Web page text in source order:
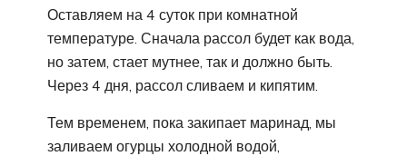
Оставляем на 4 суток при комнатной
температуре. Сначала рассол будет как вода,
но затем, стает мутнее, так и должно быть.
Через 4 дня, рассол сливаем и кипятим.
Тем временем, пока закипает маринад, мы
заливаем огурцы холодной водой,